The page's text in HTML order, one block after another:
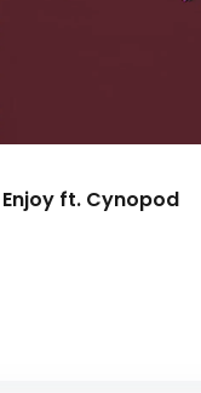
Enjoy ft. Cynopod